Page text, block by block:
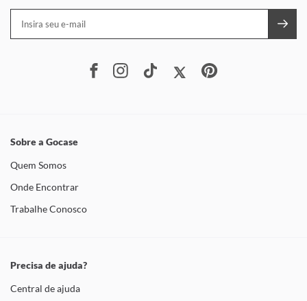
Sobre a Gocase
Quem Somos
Onde Encontrar
Trabalhe Conosco
Precisa de ajuda?
Central de ajuda